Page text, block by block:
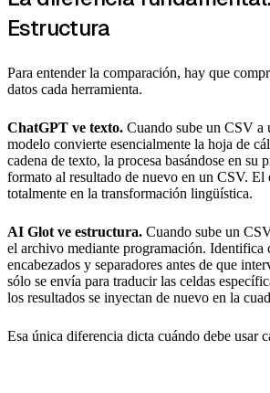
Estructura
Para entender la comparación, hay que
datos cada herramienta.
ChatGPT ve texto. Cuando sube un CSV a
modelo convierte esencialmente la hoja de
cadena de texto, la procesa basándose en su
formato al resultado de nuevo en un CSV. El
totalmente en la transformación lingüística.
AI Glot ve estructura. Cuando sube un
el archivo mediante programación. Identifica
encabezados y separadores antes de que
sólo se envía para traducir las celdas
los resultados se inyectan de nuevo en la
Esa única diferencia dicta cuándo debe usar